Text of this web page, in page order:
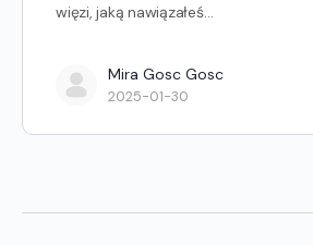
więzi, jaką nawiązałeś…
Mira Gosc Gosc
2025-01-30